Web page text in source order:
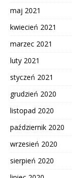
maj 2021
kwiecień 2021
marzec 2021
luty 2021
styczeń 2021
grudzień 2020
listopad 2020
październik 2020
wrzesień 2020
sierpień 2020